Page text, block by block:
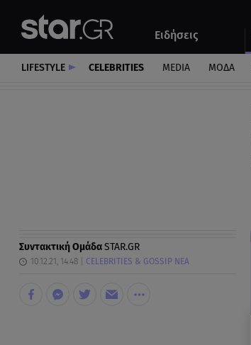
Ειδήσεις
Αυτοκίνητο
LIFESTYLE CELEBRITIES MEDIA ΜΟΔΑ
Συντακτική ΟμάδαSTAR.GR
10.12.21, 14:48 CELEBRITIES & GOSSIP ΝΕΑ